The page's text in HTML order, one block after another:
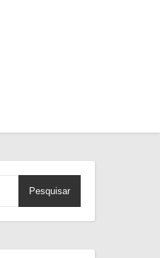
Pesquisar